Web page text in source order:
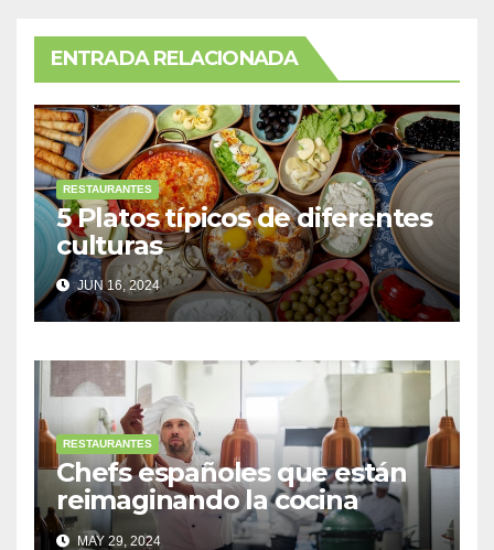
ENTRADA RELACIONADA
RESTAURANTES
5 Platos típicos de diferentes
culturas
JUN 16, 2024
RESTAURANTES
Chefs españoles que están
reimaginando la cocina
tradicional
MAY 29, 2024